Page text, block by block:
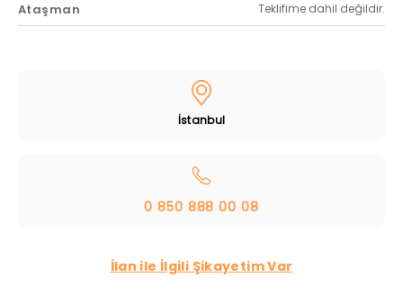
Ataşman Teklifime dahil değildir.
İstanbul
0 850 888 00 08
İlan ile İlgili Şikayetim Var